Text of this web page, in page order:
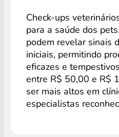
Check-ups
para a saúde dos
podem revelar sinais
iniciais, permitindo
eficazes e
entre R$ 50,00 e R$
ser mais altos em
especialistas